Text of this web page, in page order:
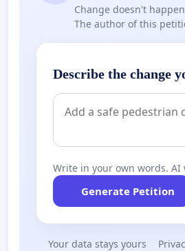
Change doesn't
The author of this
Describe the change
Write in your own words.
Generate Petition
Your data stays yours